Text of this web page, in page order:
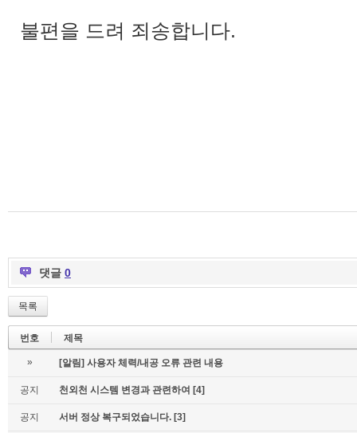
불편을 드려 죄송합니다.
댓글 0
목록
번호 제목
» [알림] 사용자 체력/내공 오류 관련 내용
공지 천외천 시스템 변경과 관련하여 [4]
공지 서버 정상 복구되었습니다. [3]